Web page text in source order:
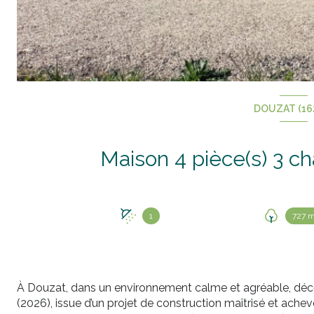
DOUZAT
1 727
À Douzat, dans un environnement calme et agréable,
(2026), issue d’un projet de construction maîtrisé et